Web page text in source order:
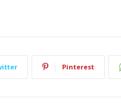
Pinterest